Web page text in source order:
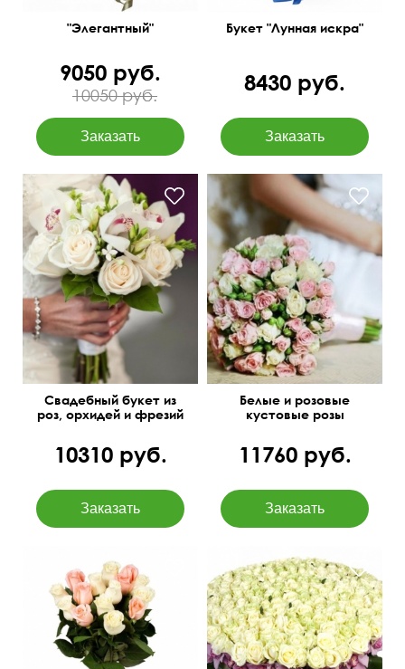
"Элегантный"
9050 руб.
10050 руб.
Букет "Лунная искра"
8430 руб.
С листьями салала
Свадебный букет из
роз, орхидей и фрезий
10310 руб.
Белые и розовые
кустовые розы
11760 руб.
Букет-конструктор,
количество цветов
можно изменить
251 роза, орхидеи
(цимбидиум), аспидистра,
салал, оазис.